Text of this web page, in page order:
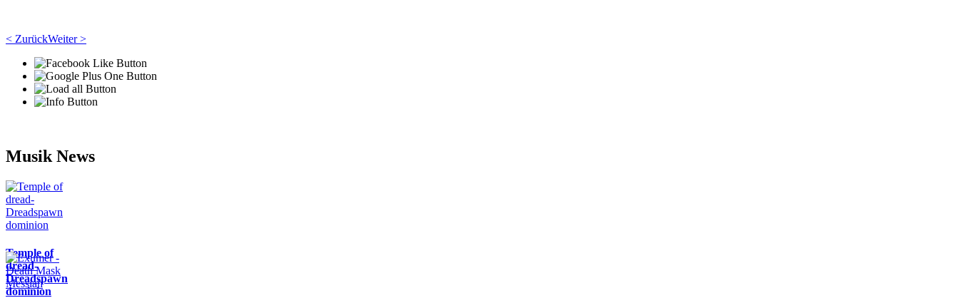
< ZurückWeiter >
Musik News
Temple of
dread-
Dreadspawn
dominion